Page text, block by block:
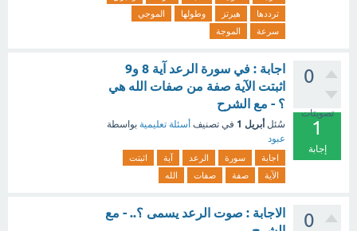
ترددها
هيرتز وطولها
الموجي
سرعة
الموجة
0
تصويتات
1
إجابة
اجابة : في سورة الرعد آية 8 و9
اثبتت الآية صفة من صفات الله هي
؟ - مع الشرح
سُئل أبريل 1 في تصنيف أسئلة تعليمية بواسطة
عبود
اجابة سورة الرعد آية
اثبتت
الآية
صفة صفات الله
0
الاجابة : صوت الرعد يسمى ؟.. - مع